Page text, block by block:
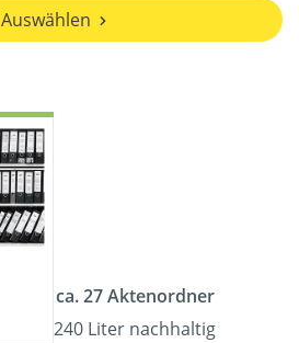
Auswählen
ca. 27 Aktenordner
240 Liter nachhaltig